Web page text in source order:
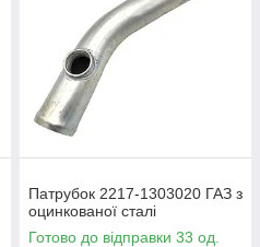
Патрубок 2217-1303020 ГАЗ з
оцинкованої сталі
Готово до відправки 33 од.